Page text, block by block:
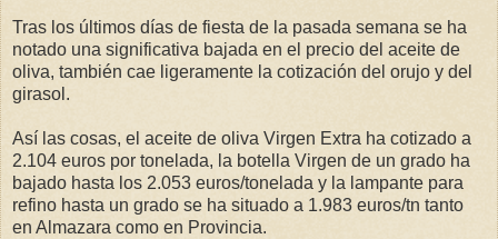
Tras los últimos días de fiesta de la pasada semana se ha
notado una significativa bajada en el precio del aceite de
oliva, también cae ligeramente la cotización del orujo y del
girasol.
Así las cosas, el aceite de oliva Virgen Extra ha cotizado a
2.104 euros por tonelada, la botella Virgen de un grado ha
bajado hasta los 2.053 euros/tonelada y la lampante para
refino hasta un grado se ha situado a 1.983 euros/tn tanto
en Almazara como en Provincia.